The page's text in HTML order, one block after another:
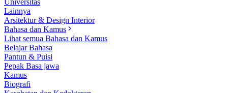
Universitas
Lainnya
Arsitektur & Design Interior
Bahasa dan Kamus
Lihat semua Bahasa dan Kamus
Belajar Bahasa
Pantun & Puisi
Pepak Basa jawa
Kamus
Biografi